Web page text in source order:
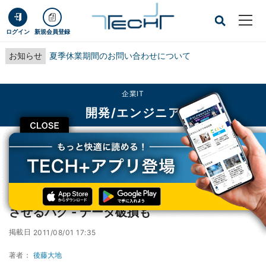
ログイン 新規会員登録
お知らせ 夏季休業期間のお問い合わせについて
CLOSE
企業IT
開発/エンジニア
TECH+ 企業IT
開発/エンジニア
Java SE 7、Apacheプロダクトをクラッシュさせるバグ - データ破損も
Java SE 7、Apacheプロダクトをクラッシュ
させるバグ - データ破損も
掲載日 2011/08/01 17:35
著者： 後藤大地